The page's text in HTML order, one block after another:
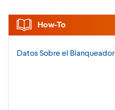
How-To
Datos Sobre el Blanqueador